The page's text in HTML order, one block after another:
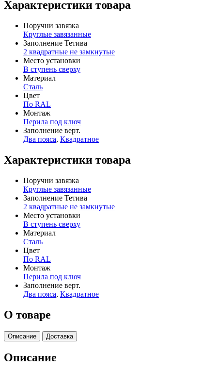
Характеристики товара
Поручни завязка
Круглые завязанные
Заполнение Тетива
2 квадратные не замкнутые
Место установки
В ступень сверху
Материал
Сталь
Цвет
По RAL
Монтаж
Перила под ключ
Заполнение верт.
Два пояса, Квадратное
Характеристики товара
Поручни завязка
Круглые завязанные
Заполнение Тетива
2 квадратные не замкнутые
Место установки
В ступень сверху
Материал
Сталь
Цвет
По RAL
Монтаж
Перила под ключ
Заполнение верт.
Два пояса, Квадратное
О товаре
Описание Доставка
Описание